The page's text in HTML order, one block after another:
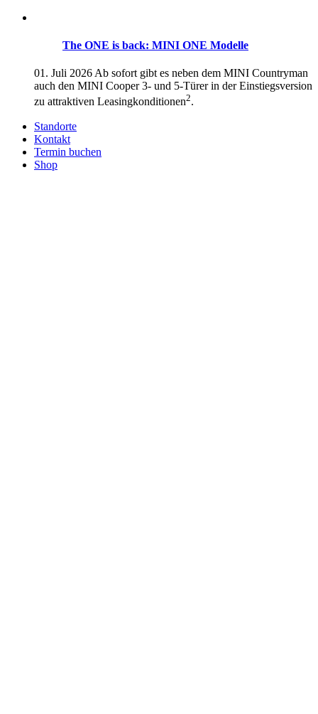
The ONE is back: MINI ONE Modelle
01. Juli 2026Ab sofort gibt es neben dem MINI Countryman
auch den MINI Cooper 3- und 5-Türer in der Einstiegsversion
zu attraktiven Leasingkonditionen2.
Standorte
Kontakt
Termin buchen
Shop